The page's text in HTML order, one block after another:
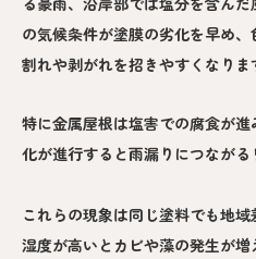
の気候条件が塗膜の劣化を早め
割れや剥がれを招きやすくなりま
特に金属屋根は塩害での腐食が
化が進行すると雨漏りにつながる
これらの現象は同じ塗料でも地域
湿度が高いとカビや藻の発生が